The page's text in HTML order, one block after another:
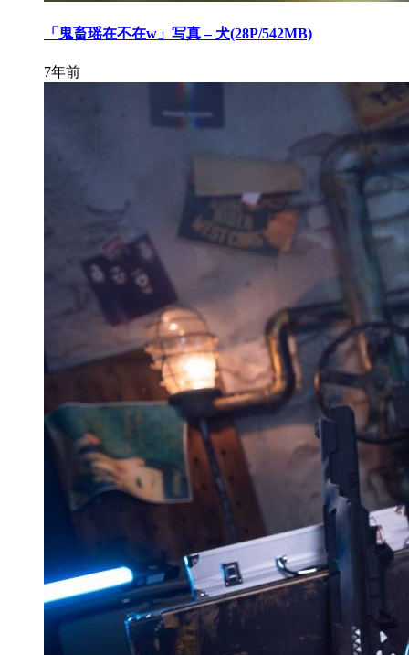
「鬼畜瑶在不在w」写真 – 犬(28P/542MB)
7年前